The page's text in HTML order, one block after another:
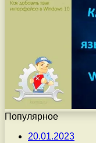
Популярное
20.01.2023